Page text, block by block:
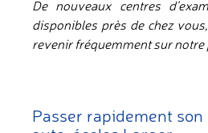
De nouveaux centres
disponibles près de chez
revenir fréquemment sur notre
Passer rapidement son